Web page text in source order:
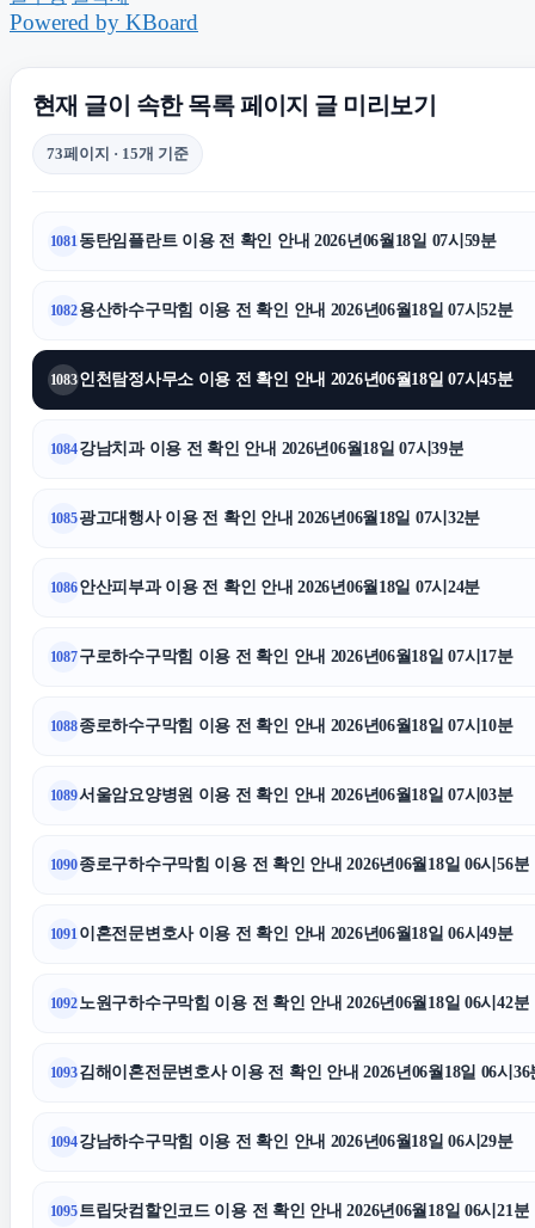
수원형사전문변호사
의정부법무법인 동작하수
Powered by KBoard
현재 글이 속한 목록 페이지 글 미리보기
73페이지 · 15개 기준
1081동탄임플란트 이용 전 확인 안내 2026년06월18일 07시59분
1082용산하수구막힘 이용 전 확인 안내 2026년06월18일 07시52분
1083인천탐정사무소 이용 전 확인 안내 2026년06월18일 07시45분
1084강남치과 이용 전 확인 안내 2026년06월18일 07시39분
1085광고대행사 이용 전 확인 안내 2026년06월18일 07시32분
1086안산피부과 이용 전 확인 안내 2026년06월18일 07시24분
1087구로하수구막힘 이용 전 확인 안내 2026년06월18일 07시17분
1088종로하수구막힘 이용 전 확인 안내 2026년06월18일 07시10분
1089서울암요양병원 이용 전 확인 안내 2026년06월18일 07시03분
1090종로구하수구막힘 이용 전 확인 안내 2026년06월18일 06시56분
1091이혼전문변호사 이용 전 확인 안내 2026년06월18일 06시49분
1092노원구하수구막힘 이용 전 확인 안내 2026년06월18일 06시42분
1093김해이혼전문변호사 이용 전 확인 안내 2026년06월18일 06시36
1094강남하수구막힘 이용 전 확인 안내 2026년06월18일 06시29분
1095트립닷컴할인코드 이용 전 확인 안내 2026년06월18일 06시21분